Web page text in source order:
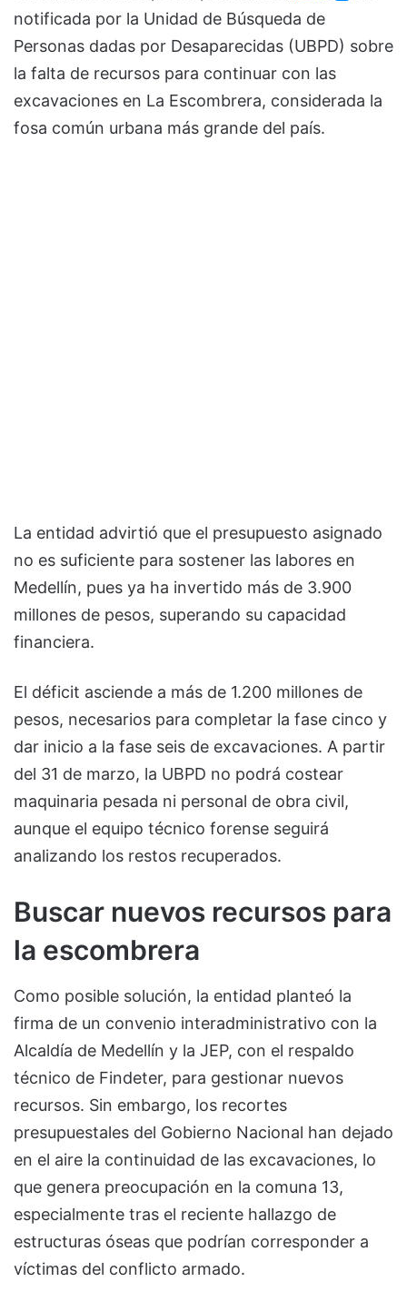
notificada por la Unidad de Búsqueda de
Personas dadas por Desaparecidas (UBPD) sobre
la falta de recursos para continuar con las
excavaciones en La Escombrera, considerada la
fosa común urbana más grande del país.
La entidad advirtió que el presupuesto asignado
no es suficiente para sostener las labores en
Medellín, pues ya ha invertido más de 3.900
millones de pesos, superando su capacidad
financiera.
El déficit asciende a más de 1.200 millones de
pesos, necesarios para completar la fase cinco y
dar inicio a la fase seis de excavaciones. A partir
del 31 de marzo, la UBPD no podrá costear
maquinaria pesada ni personal de obra civil,
aunque el equipo técnico forense seguirá
analizando los restos recuperados.
Buscar nuevos recursos para
la escombrera
Como posible solución, la entidad planteó la
firma de un convenio interadministrativo con la
Alcaldía de Medellín y la JEP, con el respaldo
técnico de Findeter, para gestionar nuevos
recursos. Sin embargo, los recortes
presupuestales del Gobierno Nacional han dejado
en el aire la continuidad de las excavaciones, lo
que genera preocupación en la comuna 13,
especialmente tras el reciente hallazgo de
estructuras óseas que podrían corresponder a
víctimas del conflicto armado.